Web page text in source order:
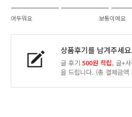
어두워요 보통이에요
상품후기를 남겨주세
글 후기 500원 적립, 글+
을 드립니다. (총 결제금액